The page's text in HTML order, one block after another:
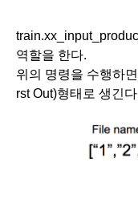
역할을 한다.
위의 명령을 수행하
rst Out)형태로 생긴